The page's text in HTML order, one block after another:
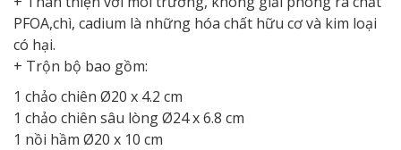
PFOA,chì, cadium là những hóa chất hữu cơ và kim loại
có hại.
+ Trộn bộ bao gồm:
1 chảo chiên Ø20 x 4.2 cm
1 chảo chiên sâu lòng Ø24 x 6.8 cm
1 nồi hầm Ø20 x 10 cm